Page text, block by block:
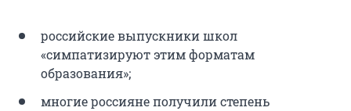
российские выпускники школ
«симпатизируют этим форматам
образования»;
многие россияне получили степень